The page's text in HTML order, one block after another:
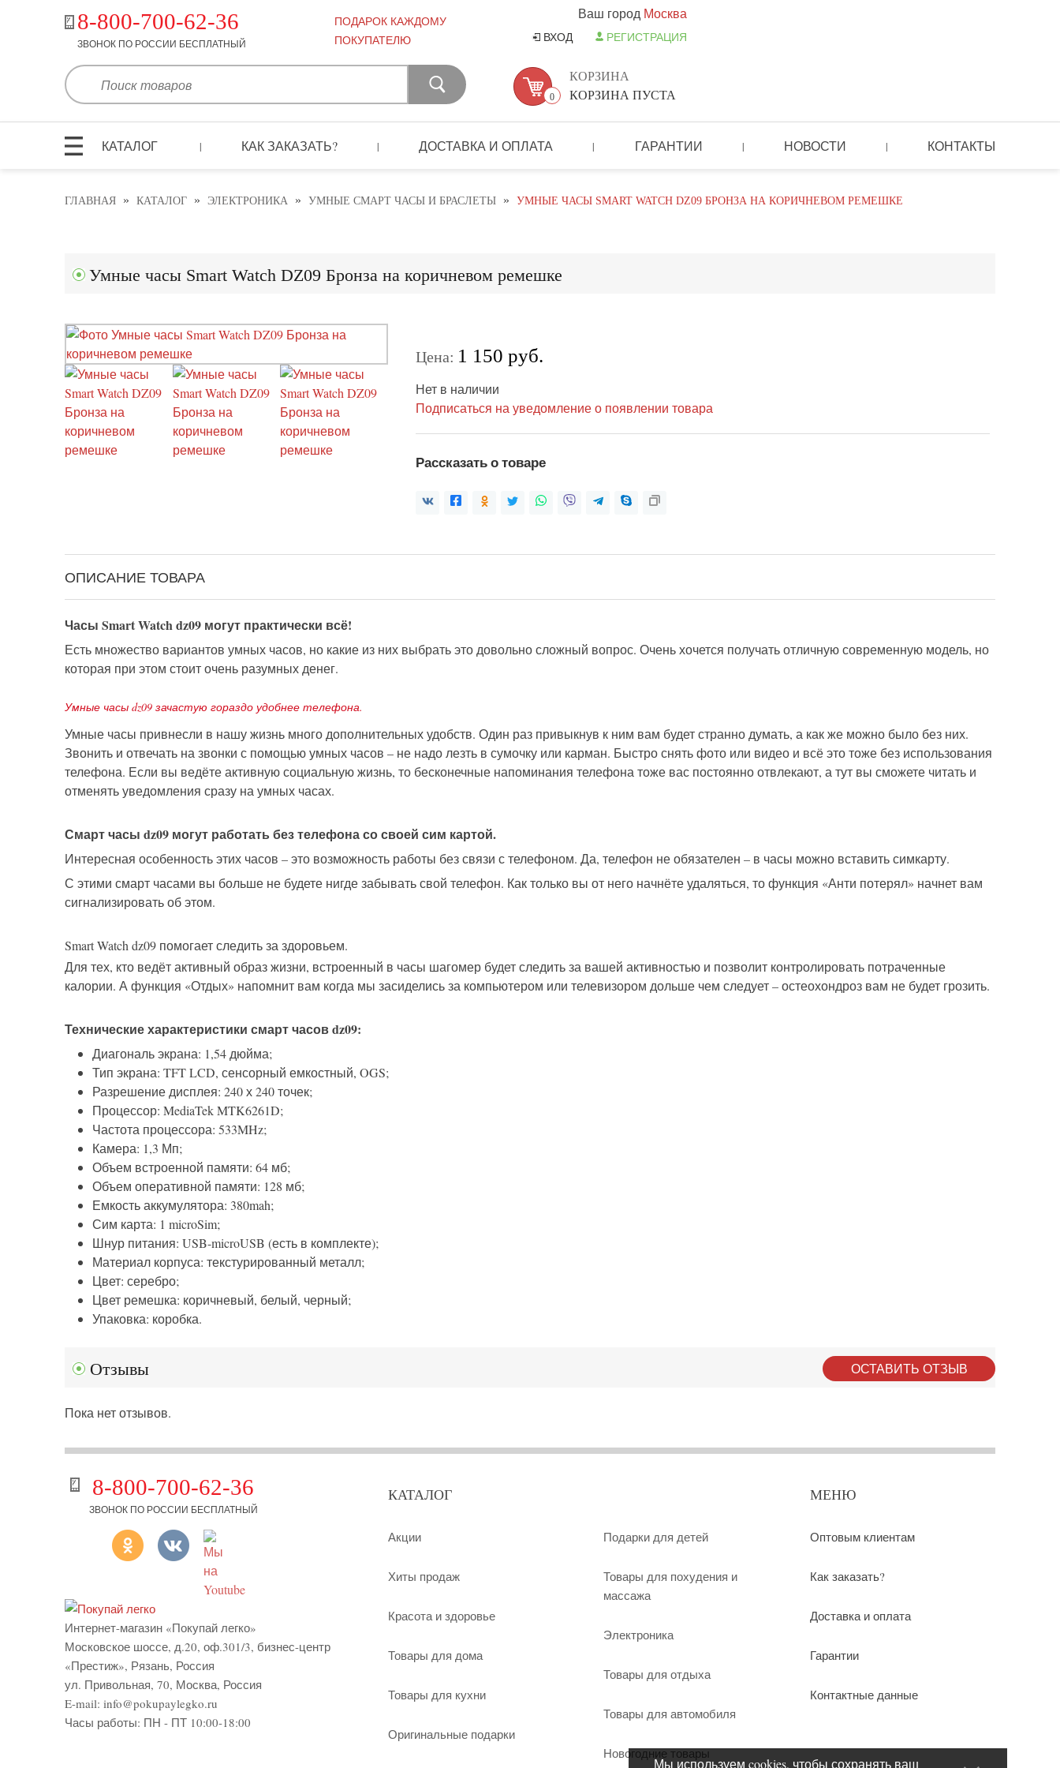
8-800-700-62-36
ЗВОНОК ПО РОССИИ БЕСПЛАТНЫЙ
ПОДАРОК КАЖДОМУ
ПОКУПАТЕЛЮ
Ваш город Москва
ВХОД РЕГИСТРАЦИЯ
0
КОРЗИНА
КОРЗИНА ПУСТА
КАТАЛОГ | КАК ЗАКАЗАТЬ? | ДОСТАВКА И ОПЛАТА | ГАРАНТИИ | НОВОСТИ | КОНТАКТЫ
ГЛАВНАЯ » КАТАЛОГ » ЭЛЕКТРОНИКА » УМНЫЕ СМАРТ ЧАСЫ И БРАСЛЕТЫ » УМНЫЕ ЧАСЫ SMART WATCH DZ09 БРОНЗА НА КОРИЧНЕВОМ РЕМЕШКЕ
Умные часы Smart Watch DZ09 Бронза на коричневом ремешке
Цена: 1 150 руб.
Нет в наличии
Подписаться на уведомление о появлении товара
Рассказать о товаре
ОПИСАНИЕ ТОВАРА
Часы Smart Watch dz09 могут практически всё!
Есть множество вариантов умных часов, но какие из них выбрать это довольно сложный вопрос. Очень хочется получать отличную современную модель, но
которая при этом стоит очень разумных денег.
Умные часы dz09 зачастую гораздо удобнее телефона.
Умные часы привнесли в нашу жизнь много дополнительных удобств. Один раз привыкнув к ним вам будет странно думать, а как же можно было без них.
Звонить и отвечать на звонки с помощью умных часов – не надо лезть в сумочку или карман. Быстро снять фото или видео и всё это тоже без использования
телефона. Если вы ведёте активную социальную жизнь, то бесконечные напоминания телефона тоже вас постоянно отвлекают, а тут вы сможете читать и
отменять уведомления сразу на умных часах.
Смарт часы dz09 могут работать без телефона со своей сим картой.
Интересная особенность этих часов – это возможность работы без связи с телефоном. Да, телефон не обязателен – в часы можно вставить симкарту.
С этими смарт часами вы больше не будете нигде забывать свой телефон. Как только вы от него начнёте удаляться, то функция «Анти потерял» начнет вам
сигнализировать об этом.
Smart Watch dz09 помогает следить за здоровьем.
Для тех, кто ведёт активный образ жизни, встроенный в часы шагомер будет следить за вашей активностью и позволит контролировать потраченные
калории. А функция «Отдых» напомнит вам когда мы засиделись за компьютером или телевизором дольше чем следует – остеохондроз вам не будет грозить.
Технические характеристики смарт часов dz09:
Диагональ экрана: 1,54 дюйма;
Тип экрана: TFT LCD, сенсорный емкостный, OGS;
Разрешение дисплея: 240 х 240 точек;
Процессор: MediaTek MTK6261D;
Частота процессора: 533MHz;
Камера: 1,3 Мп;
Объем встроенной памяти: 64 мб;
Объем оперативной памяти: 128 мб;
Емкость аккумулятора: 380mah;
Сим карта: 1 microSim;
Шнур питания: USB-microUSB (есть в комплекте);
Материал корпуса: текстурированный металл;
Цвет: серебро;
Цвет ремешка: коричневый, белый, черный;
Упаковка: коробка.
Отзывы ОСТАВИТЬ ОТЗЫВ
Пока нет отзывов.
8-800-700-62-36
ЗВОНОК ПО РОССИИ БЕСПЛАТНЫЙ
Интернет-магазин «Покупай легко»
Московское шоссе, д.20, оф.301/3, бизнес-центр
«Престиж», Рязань, Россия
ул. Привольная, 70, Москва, Россия
E-mail: info@pokupaylegko.ru
Часы работы: ПН - ПТ 10:00-18:00
КАТАЛОГ
Акции
Хиты продаж
Красота и здоровье
Товары для дома
Товары для кухни
Оригинальные подарки
Подарки для детей
Товары для похудения и
массажа
Электроника
Товары для отдыха
Товары для автомобиля
Новогодние товары
МЕНЮ
Оптовым клиентам
Как заказать?
Доставка и оплата
Гарантии
Контактные данные
Мы используем cookies, чтобы сохранять ваш